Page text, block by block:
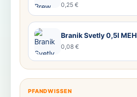
0,25 €
Branik Svetly 0,5l
0,08 €
PFANDWISSEN